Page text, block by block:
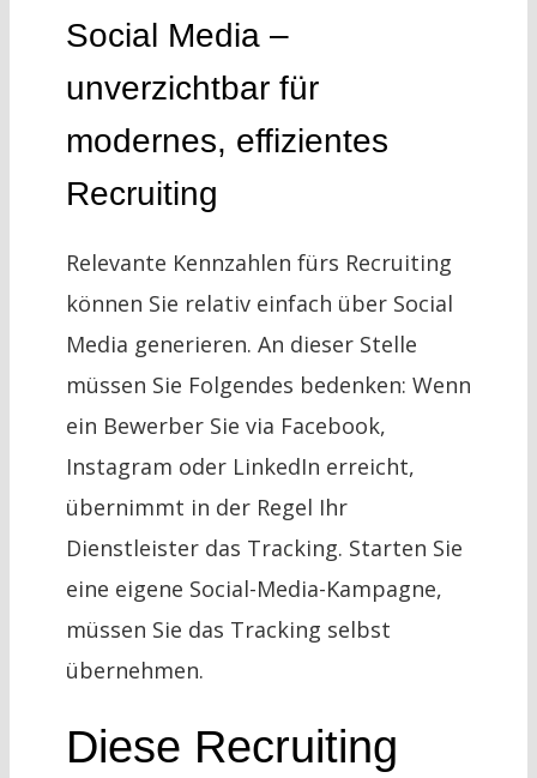
Social Media –
unverzichtbar für
modernes, effizientes
Recruiting
Relevante Kennzahlen fürs Recruiting
können Sie relativ einfach über Social
Media generieren. An dieser Stelle
müssen Sie Folgendes bedenken: Wenn
ein Bewerber Sie via Facebook,
Instagram oder LinkedIn erreicht,
übernimmt in der Regel Ihr
Dienstleister das Tracking. Starten Sie
eine eigene Social-Media-Kampagne,
müssen Sie das Tracking selbst
übernehmen.
Diese Recruiting